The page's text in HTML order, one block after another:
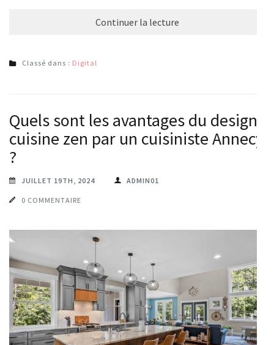
Continuer la lecture
Classé dans : Digital
Quels sont les avantages du design
cuisine zen par un cuisiniste Annecy
?
JUILLET 19TH, 2024 ADMIN01
0 COMMENTAIRE